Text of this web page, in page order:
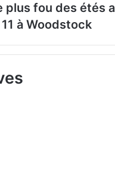
plus fou des étés
11 à Woodstock